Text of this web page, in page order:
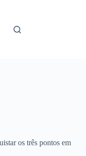
os três pontos em